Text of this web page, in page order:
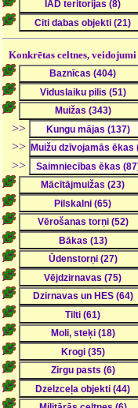
Konkrētas celtnes, veidojumi
>>
>>
>>